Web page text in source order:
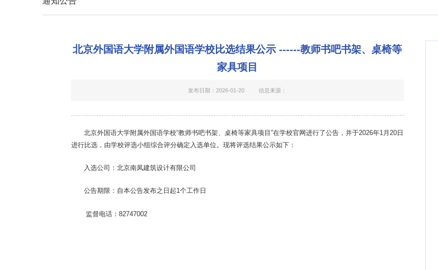
北京外国语大学附属外国语学校比选结果公示 ------教师书吧书架、桌椅等
家具项目
发布日期：2026-01-20 信息来源：
北京外国语大学附属外国语学校“教师书吧书架、桌椅等家具项目”在学校官网进行了公告，并于2026年1月20日
进行比选，由学校评选小组综合评分确定入选单位。现将评选结果公示如下：
入选公司：北京南凤建筑设计有限公司
公告期限 ： 自本公告发布之日起1个工作日
监督电话：82747002